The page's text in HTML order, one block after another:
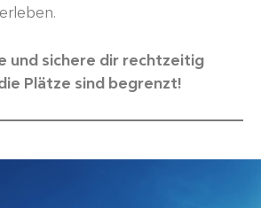
und sichere dir rechtzeitig
Plätze sind begrenzt!